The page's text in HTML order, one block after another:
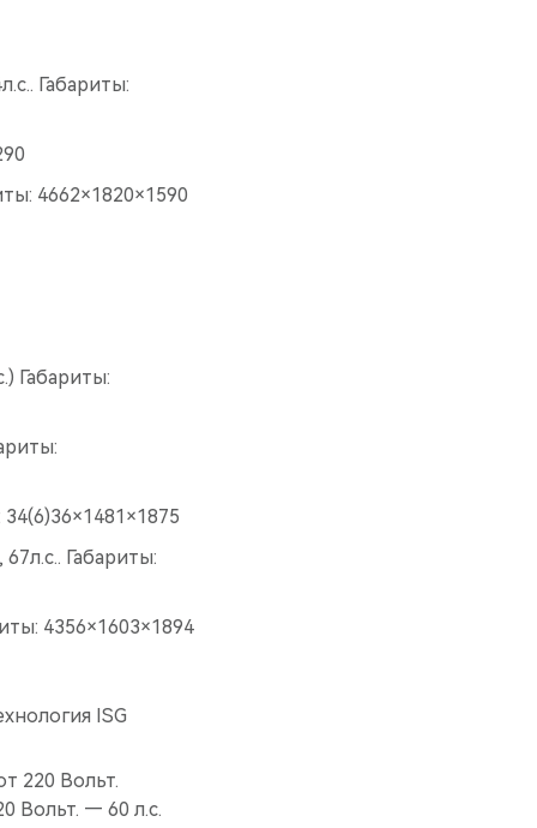
Габариты:
4662×1820×1590
Габариты:
Габариты:
4356×1603×1894
ISG
220 Вольт.
Вольт. — 60 л.с.